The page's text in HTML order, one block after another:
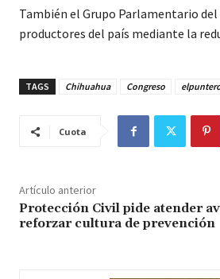
También el Grupo Parlamentario
productores del país mediante la
TAGS Chihuahua Congreso
Cuota
Artículo anterior
Protección Civil pide atender
reforzar cultura de prevención